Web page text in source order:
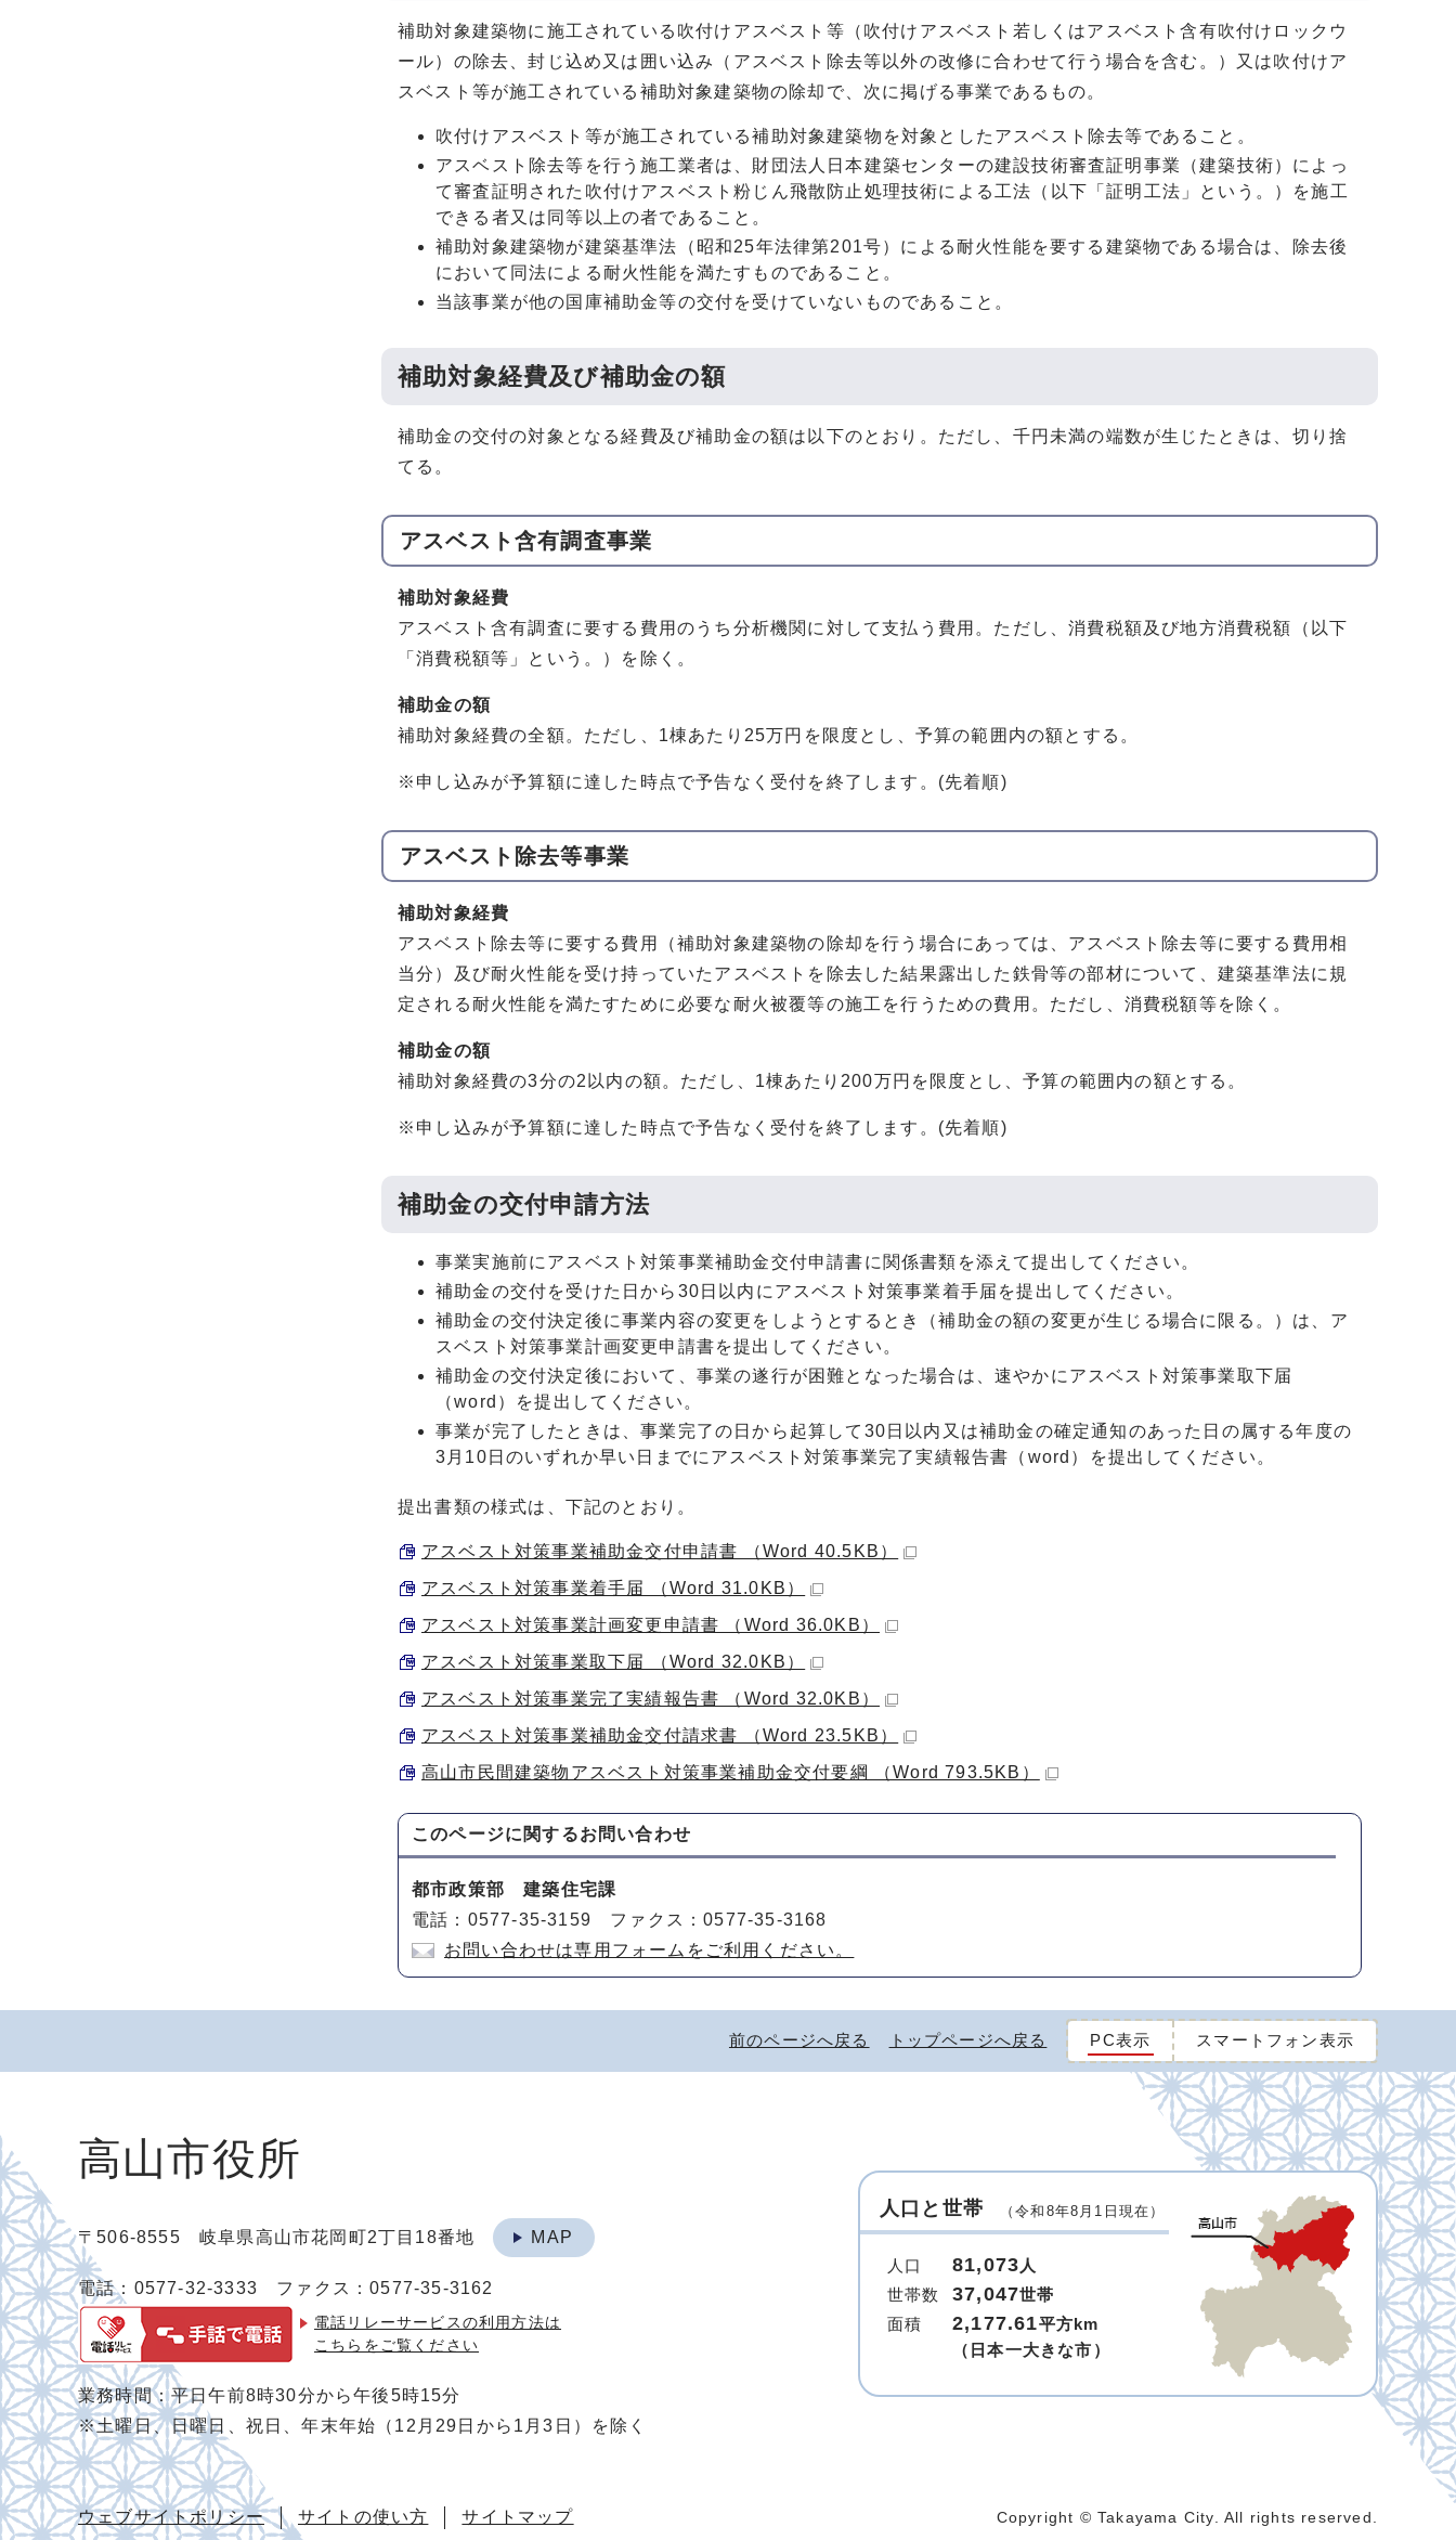
補助対象建築物に施工されている吹付けアスベスト等（吹付けアスベスト若しくはアスベスト含有吹付けロックウ
ール）の除去、封じ込め又は囲い込み（アスベスト除去等以外の改修に合わせて行う場合を含む。）又は吹付けア
スベスト等が施工されている補助対象建築物の除却で、次に掲げる事業であるもの。
吹付けアスベスト等が施工されている補助対象建築物を対象としたアスベスト除去等であること。
アスベスト除去等を行う施工業者は、財団法人日本建築センターの建設技術審査証明事業（建築技術）によっ
て審査証明された吹付けアスベスト粉じん飛散防止処理技術による工法（以下「証明工法」という。）を施工
できる者又は同等以上の者であること。
補助対象建築物が建築基準法（昭和25年法律第201号）による耐火性能を要する建築物である場合は、除去後
において同法による耐火性能を満たすものであること。
当該事業が他の国庫補助金等の交付を受けていないものであること。
補助対象経費及び補助金の額
補助金の交付の対象となる経費及び補助金の額は以下のとおり。ただし、千円未満の端数が生じたときは、切り捨
てる。
アスベスト含有調査事業
補助対象経費
アスベスト含有調査に要する費用のうち分析機関に対して支払う費用。ただし、消費税額及び地方消費税額（以下
「消費税額等」という。）を除く。
補助金の額
補助対象経費の全額。ただし、1棟あたり25万円を限度とし、予算の範囲内の額とする。
※申し込みが予算額に達した時点で予告なく受付を終了します。(先着順)
アスベスト除去等事業
補助対象経費
アスベスト除去等に要する費用（補助対象建築物の除却を行う場合にあっては、アスベスト除去等に要する費用相
当分）及び耐火性能を受け持っていたアスベストを除去した結果露出した鉄骨等の部材について、建築基準法に規
定される耐火性能を満たすために必要な耐火被覆等の施工を行うための費用。ただし、消費税額等を除く。
補助金の額
補助対象経費の3分の2以内の額。ただし、1棟あたり200万円を限度とし、予算の範囲内の額とする。
※申し込みが予算額に達した時点で予告なく受付を終了します。(先着順)
補助金の交付申請方法
事業実施前にアスベスト対策事業補助金交付申請書に関係書類を添えて提出してください。
補助金の交付を受けた日から30日以内にアスベスト対策事業着手届を提出してください。
補助金の交付決定後に事業内容の変更をしようとするとき（補助金の額の変更が生じる場合に限る。）は、ア
スベスト対策事業計画変更申請書を提出してください。
補助金の交付決定後において、事業の遂行が困難となった場合は、速やかにアスベスト対策事業取下届
（word）を提出してください。
事業が完了したときは、事業完了の日から起算して30日以内又は補助金の確定通知のあった日の属する年度の
3月10日のいずれか早い日までにアスベスト対策事業完了実績報告書（word）を提出してください。
提出書類の様式は、下記のとおり。
アスベスト対策事業補助金交付申請書 （Word 40.5KB）
アスベスト対策事業着手届 （Word 31.0KB）
アスベスト対策事業計画変更申請書 （Word 36.0KB）
アスベスト対策事業取下届 （Word 32.0KB）
アスベスト対策事業完了実績報告書 （Word 32.0KB）
アスベスト対策事業補助金交付請求書 （Word 23.5KB）
高山市民間建築物アスベスト対策事業補助金交付要綱 （Word 793.5KB）
このページに関するお問い合わせ
都市政策部 建築住宅課
電話：0577-35-3159 ファクス：0577-35-3168
お問い合わせは専用フォームをご利用ください。
前のページへ戻る トップページへ戻る PC表示 スマートフォン表示
高山市役所
〒506-8555 岐阜県高山市花岡町2丁目18番地 MAP
電話：0577-32-3333 ファクス：0577-35-3162
電話リレーサービスの利用方法は
こちらをご覧ください
業務時間：平日午前8時30分から午後5時15分
※土曜日、日曜日、祝日、年末年始（12月29日から1月3日）を除く
人口と世帯 （令和8年8月1日現在）
人口 81,073 人
世帯数
37,047世帯
面積
2,177.61平方km
（日本一大きな市）
ウェブサイトポリシー サイトの使い方 サイトマップ Copyright © Takayama City. All rights reserved.